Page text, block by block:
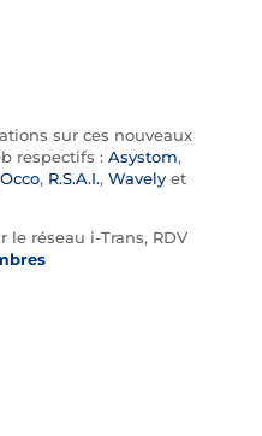
sur ces nouveaux
respectifs : Asystom,
Occo, R.S.A.I., Wavelyet
le réseau i-Trans, RDV